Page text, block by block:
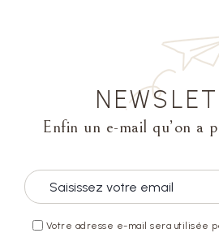
Enfin un e-mail qu’on a
Votre adresse e-mail sera utilisée